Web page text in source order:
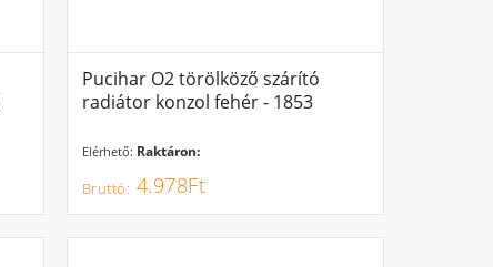
Pucihar O2 törölköző szárító
radiátor konzol fehér - 1853
Elérhető: Raktáron:
4.978Ft